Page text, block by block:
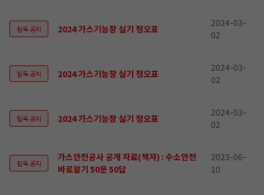
필독 공지 2024 가스기능장 실기 정오표
2024-03-
02
필독 공지 2024 가스기능장 실기 정오표
2024-03-
02
필독 공지 2024 가스기능장 실기 정오표
2024-03-
02
필독 공지
가스안전공사 공개 자료(책자) : 수소안전
바로알기 50문 50답
2023-06-
10